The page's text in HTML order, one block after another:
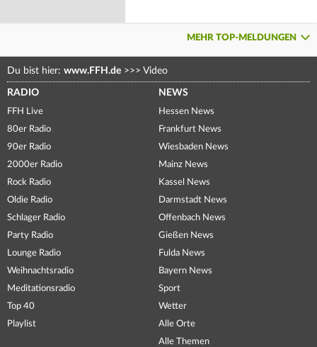
MEHR TOP-MELDUNGEN
Du bist hier: www.FFH.de >>> Video
RADIO
FFH Live
80er Radio
90er Radio
2000er Radio
Rock Radio
Oldie Radio
Schlager Radio
Party Radio
Lounge Radio
Weihnachtsradio
Meditationsradio
Top 40
Playlist
NEWS
Hessen News
Frankfurt News
Wiesbaden News
Mainz News
Kassel News
Darmstadt News
Offenbach News
Gießen News
Fulda News
Bayern News
Sport
Wetter
Alle Orte
Alle Themen